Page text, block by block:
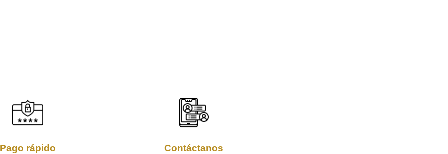
Pago rápido Contáctanos